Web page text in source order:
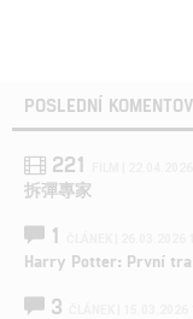
POSLEDNÍ
221
拆彈專家
1
Harry Potter: První
3